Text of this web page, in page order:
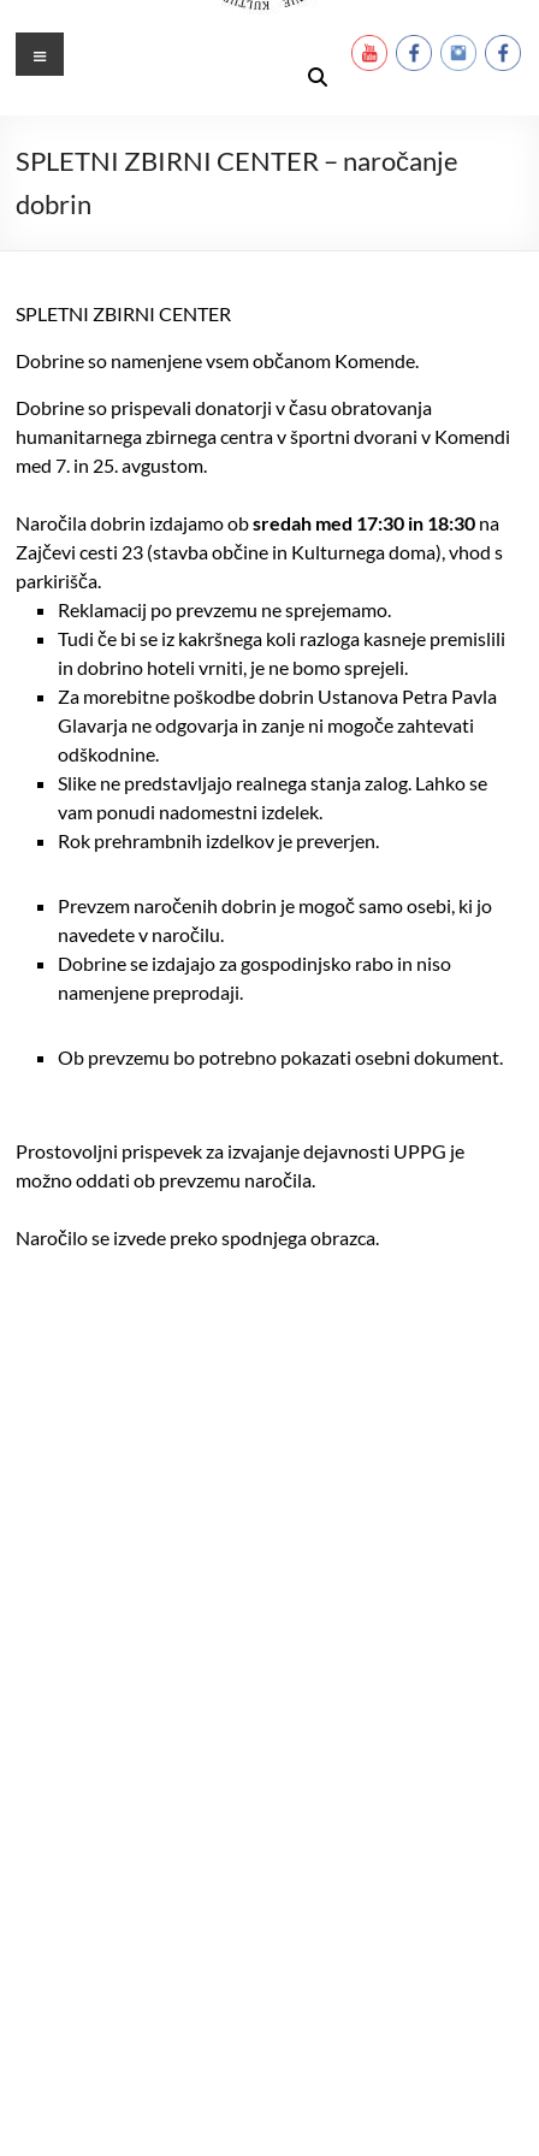
Ustanova Petra Pavla Glavarja
Meni
SPLETNI ZBIRNI CENTER – naročanje
dobrin
SPLETNI ZBIRNI CENTER
Dobrine so namenjene vsem občanom Komende.
Dobrine so prispevali donatorji v času obratovanja
humanitarnega zbirnega centra v športni dvorani v Komendi
med 7. in 25. avgustom.
Naročila dobrin izdajamo obsredah med 17:30 in 18:30 na
Zajčevi cesti 23 (stavba občine in Kulturnega doma), vhod s
parkirišča.
Reklamacij po prevzemu ne sprejemamo.
Tudi če bi se iz kakršnega koli razloga kasneje premislili
in dobrino hoteli vrniti, je ne bomo sprejeli.
Za morebitne poškodbe dobrin Ustanova Petra Pavla
Glavarja ne odgovarja in zanje ni mogoče zahtevati
odškodnine.
Slike ne predstavljajo realnega stanja zalog. Lahko se
vam ponudi nadomestni izdelek.
Rok prehrambnih izdelkov je preverjen.
Prevzem naročenih dobrin je mogoč samo osebi, ki jo
navedete v naročilu.
Dobrine se izdajajo za gospodinjsko rabo in niso
namenjene preprodaji.
Ob prevzemu bo potrebno pokazati osebni dokument.
Prostovoljni prispevek za izvajanje dejavnosti UPPG je
možno oddati ob prevzemu naročila.
Naročilo se izvede preko spodnjega obrazca.